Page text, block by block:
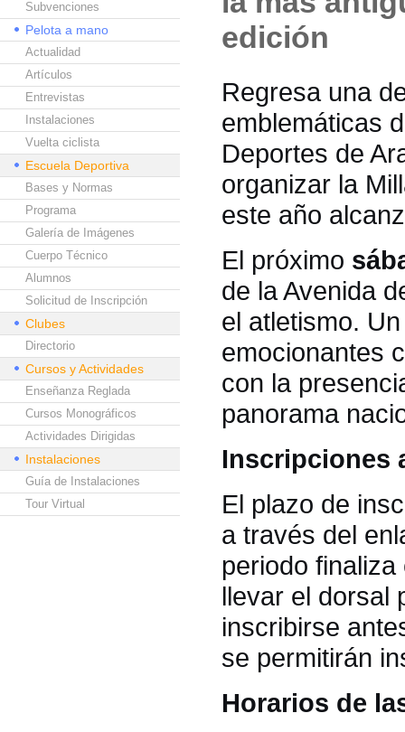
Subvenciones
Pelota a mano
Actualidad
Artículos
Entrevistas
Instalaciones
Vuelta ciclista
Escuela Deportiva
Bases y Normas
Programa
Galería de Imágenes
Cuerpo Técnico
Alumnos
Solicitud de Inscripción
Clubes
Directorio
Cursos y Actividades
Enseñanza Reglada
Cursos Monográficos
Actividades Dirigidas
Instalaciones
Guía de Instalaciones
Tour Virtual
edición
Regresa una
emblemáticas
Deportes de
organizar la
este año
El próximo
de la Avenida
el atletismo.
emocionantes
con la
panorama
Inscripciones
El plazo de
a través del
periodo
llevar el dorsal
inscribirse
se permitirán
Horarios de